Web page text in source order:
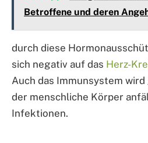
Betroffene und deren
durch diese
sich negativ auf das Herz-
Auch das Immunsystem
der menschliche Körper
Infektionen.